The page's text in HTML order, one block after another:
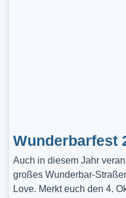
Wunderbarfest
Auch in diesem Jahr
großes Wunderbar-
Love. Merkt euch den 4.